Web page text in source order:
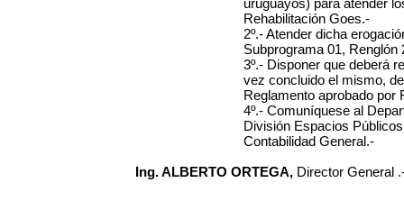
uruguayos) para atender
Rehabilitación Goes.-
2º.- Atender dicha
Subprograma 01, Renglón
3º.- Disponer que deberá
vez concluido el mismo,
Reglamento aprobado por
4º.- Comuníquese al
División Espacios
Contabilidad General.-
Ing. ALBERTO ORTEGA, Director General